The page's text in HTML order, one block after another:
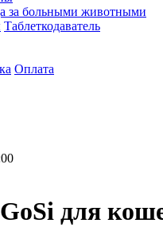
за больными животными
Таблеткодаватель
Оплата
для